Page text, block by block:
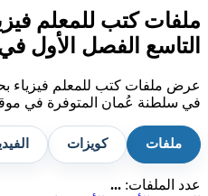
ملفات كتب للمعلم
التاسع الفصل الأول
عرض ملفات كتب للمعلم فيزياء
في سلطنة عُمان المتوفرة في موقع
ملفات كويزات
عدد الملفات: ...